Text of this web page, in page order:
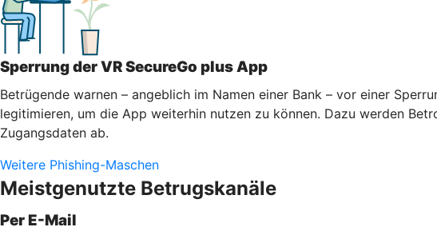
Sperrung der VR SecureGo plus App
Betrügende warnen – angeblich im Namen einer Bank – vor einer
legitimieren, um die App weiterhin nutzen zu können. Dazu werden
Zugangsdaten ab.
Weitere Phishing-Maschen
Meistgenutzte Betrugskanäle
Per E-Mail